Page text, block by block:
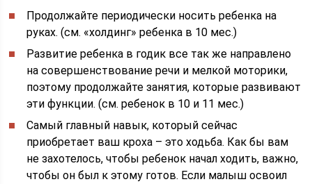
Продолжайте периодически носить ребенка на
руках. (см. «холдинг» ребенка в 10 мес.)
Развитие ребенка в годик все так же направлено
на совершенствование речи и мелкой моторики,
поэтому продолжайте занятия, которые развивают
эти функции. (см. ребенок в 10 и 11 мес.)
Самый главный навык, который сейчас
приобретает ваш кроха – это ходьба. Как бы вам
не захотелось, чтобы ребенок начал ходить, важно,
чтобы он был к этому готов. Если малыш освоил